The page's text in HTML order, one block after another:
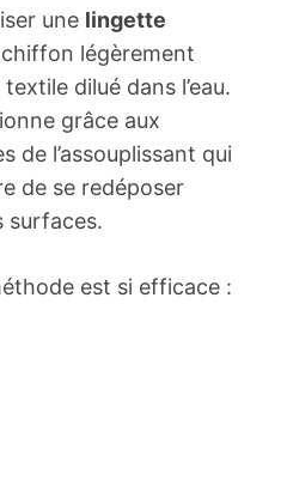
une lingette
légèrement
dilué dans l’eau.
grâce aux
de l’assouplissant qui
de se redéposer
surfaces.
est si efficace :